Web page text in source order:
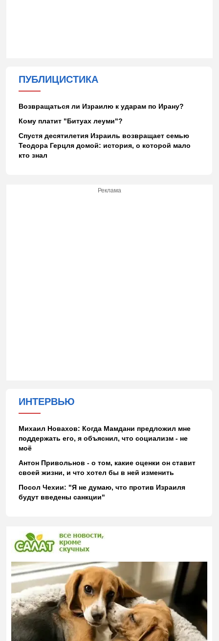
ПУБЛИЦИСТИКА
Возвращаться ли Израилю к ударам по Ирану?
Кому платит "Битуах леуми"?
Спустя десятилетия Израиль возвращает семью
Теодора Герцля домой: история, о которой мало
кто знал
Реклама
ИНТЕРВЬЮ
Михаил Новахов: Когда Мамдани предложил мне
поддержать его, я объяснил, что социализм - не
моё
Антон Привольнов - о том, какие оценки он ставит
своей жизни, и что хотел бы в ней изменить
Посол Чехии: "Я не думаю, что против Израиля
будут введены санкции"